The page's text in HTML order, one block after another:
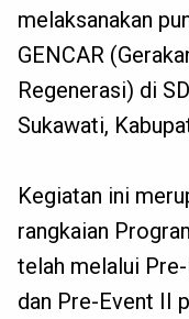
melaksanakan
GENCAR
Regenerasi) di
Sukawati,
Kegiatan ini
rangkaian
telah melalui
dan Pre-Event II